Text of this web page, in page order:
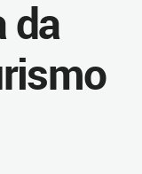
da